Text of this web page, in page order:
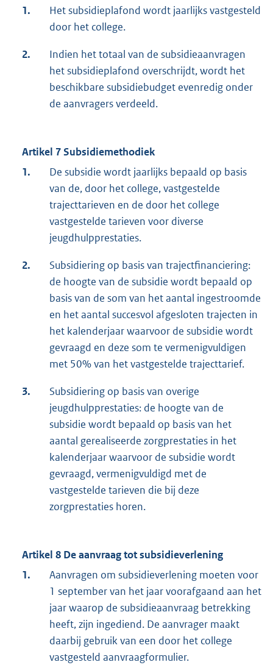
1.
Het subsidieplafond wordt jaarlijks vastgesteld
door het college.
2.
Indien het totaal van de subsidieaanvragen
het subsidieplafond overschrijdt, wordt het
beschikbare subsidiebudget evenredig onder
de aanvragers verdeeld.
Artikel 7 Subsidiemethodiek
1.
De subsidie wordt jaarlijks bepaald op basis
van de, door het college, vastgestelde
trajecttarieven en de door het college
vastgestelde tarieven voor diverse
jeugdhulpprestaties.
2.
Subsidiering op basis van trajectfinanciering:
de hoogte van de subsidie wordt bepaald op
basis van de som van het aantal ingestroomde
en het aantal succesvol afgesloten trajecten in
het kalenderjaar waarvoor de subsidie wordt
gevraagd en deze som te vermenigvuldigen
met 50% van het vastgestelde trajecttarief.
3.
Subsidiering op basis van overige
jeugdhulpprestaties: de hoogte van de
subsidie wordt bepaald op basis van het
aantal gerealiseerde zorgprestaties in het
kalenderjaar waarvoor de subsidie wordt
gevraagd, vermenigvuldigd met de
vastgestelde tarieven die bij deze
zorgprestaties horen.
Artikel 8 De aanvraag tot subsidieverlening
1.
Aanvragen om subsidieverlening moeten voor
1 september van het jaar voorafgaand aan het
jaar waarop de subsidieaanvraag betrekking
heeft, zijn ingediend. De aanvrager maakt
daarbij gebruik van een door het college
vastgesteld aanvraagformulier.